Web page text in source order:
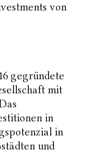
von
gegründete
mit
in
in
und